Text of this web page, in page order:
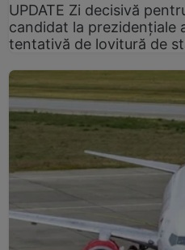
UPDATE Zi decisivă
candidat la prezidențiale
tentativă de lovitură de